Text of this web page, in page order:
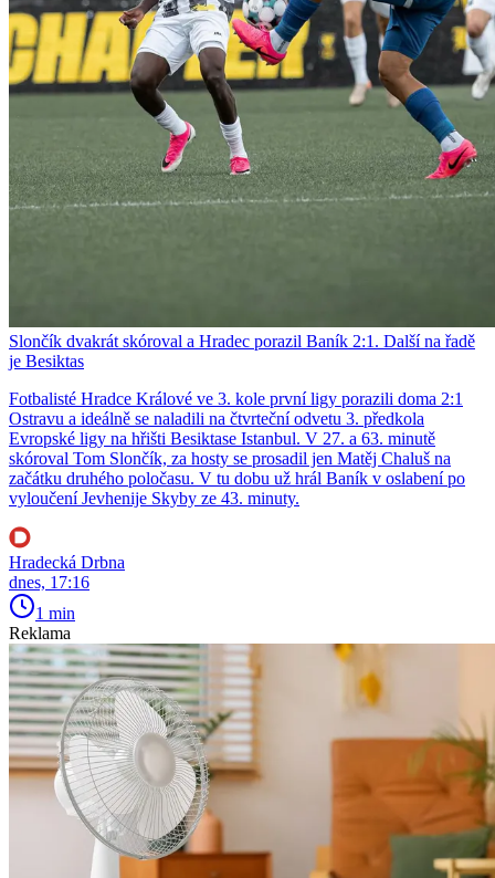
Slončík dvakrát skóroval a Hradec porazil Baník 2:1. Další na řadě
je Besiktas
Fotbalisté Hradce Králové ve 3. kole první ligy porazili doma 2:1
Ostravu a ideálně se naladili na čtvrteční odvetu 3. předkola
Evropské ligy na hřišti Besiktase Istanbul. V 27. a 63. minutě
skóroval Tom Slončík, za hosty se prosadil jen Matěj Chaluš na
začátku druhého poločasu. V tu dobu už hrál Baník v oslabení po
vyloučení Jevhenije Skyby ze 43. minuty.
Hradecká Drbna
dnes, 17:16
1 min
Reklama